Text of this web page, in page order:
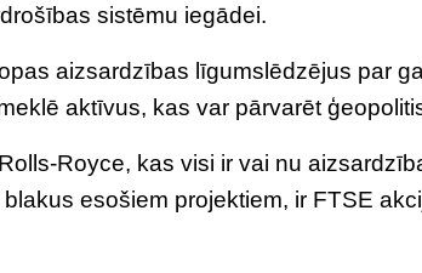
sistēmu iegādei.
aizsardzības līgumslēdzējus par
aktīvus, kas var pārvarēt
Royce, kas visi ir vai nu
esošiem projektiem, ir FTSE